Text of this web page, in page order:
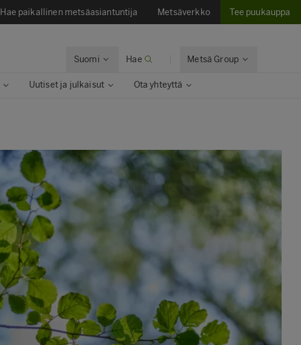
Hae paikallinen metsäasiantuntija Metsäverkko Tee puukauppa
Suomi Hae Metsä Group
Uutiset ja julkaisut​ Ota yhteyttä​